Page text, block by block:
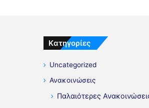
Kατηγορίες
Uncategorized
Ανακοινώσεις
Παλαιότερες